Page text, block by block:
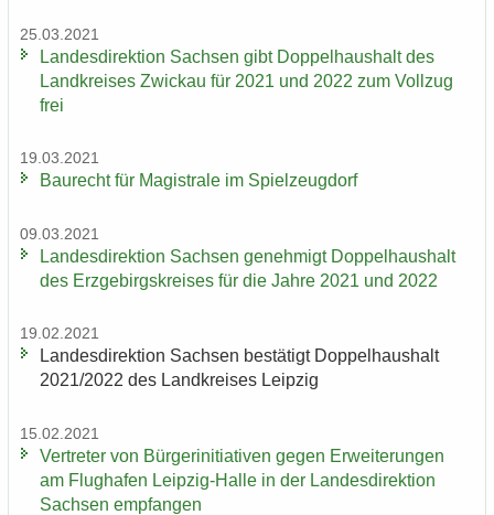
25.03.2021
Lan­des­di­rek­ti­on Sach­sen gibt Dop­pel­haus­halt des
Land­krei­ses Zwi­ckau für 2021 und 2022 zum Voll­zug
frei
19.03.2021
Bau­recht für Ma­gis­tra­le im Spiel­zeug­dorf
09.03.2021
Lan­des­di­rek­ti­on Sach­sen ge­neh­migt Dop­pel­haus­halt
des Erz­ge­birgs­krei­ses für die Jahre 2021 und 2022
19.02.2021
Lan­des­di­rek­ti­on Sach­sen be­stä­tigt Dop­pel­haus­halt
2021/2022 des Land­krei­ses Leip­zig
15.02.2021
Ver­tre­ter von Bür­ger­initia­ti­ven gegen Er­wei­te­run­gen
am Flug­ha­fen Leipzig-​Halle in der Lan­des­di­rek­ti­on
Sach­sen emp­fan­gen